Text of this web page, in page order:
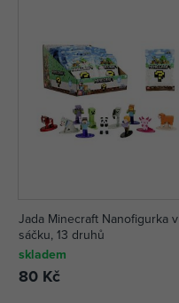
Jada Minecraft Nanofigurka v
sáčku, 13 druhů
skladem
80 Kč